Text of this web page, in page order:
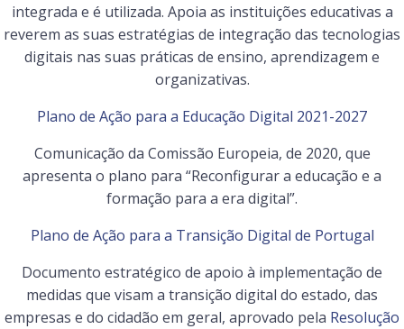
integrada e é utilizada. Apoia as instituições educativas a
reverem as suas estratégias de integração das tecnologias
digitais nas suas práticas de ensino, aprendizagem e
organizativas.
Plano de Ação para a Educação Digital 2021-2027
Comunicação da Comissão Europeia, de 2020, que
apresenta o plano para “Reconfigurar a educação e a
formação para a era digital”.
Plano de Ação para a Transição Digital de Portugal
Documento estratégico de apoio à implementação de
medidas que visam a transição digital do estado, das
empresas e do cidadão em geral, aprovado pela Resolução